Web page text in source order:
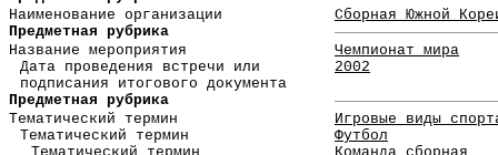
Наименование организации
Сборная Южной
Предметная рубрика
Название мероприятия
Чемпионат мира
Дата проведения встречи или
подписания итогового документа
2002
Предметная рубрика
Тематический термин
Игровые виды
Тематический термин
Футбол